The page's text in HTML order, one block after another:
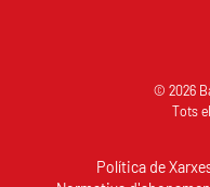
© 2026
Tots
Política de